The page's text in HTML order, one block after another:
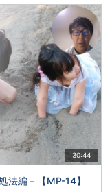
30:44
法編－【MP-14】